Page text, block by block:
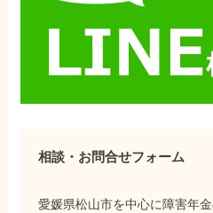
相談・お問合せフォーム
愛媛県松山市を中心に障害年